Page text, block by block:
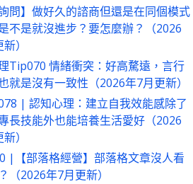
詢問】做好久的諮商但還是在同個模式
不是就沒進步？要怎麼辦？（2026
）
Tip070 情緒衝突：好高騖遠，言行
就是沒有一致性（2026年7月更新）
| 認知心理：建立自我效能感除了
長技能外也能培養生活愛好（2026
）
|【部落格經營】部落格文章沒人看
（2026年7月更新）